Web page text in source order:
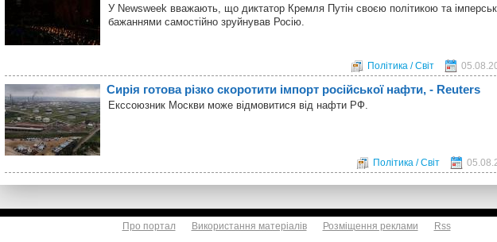
У Newsweek вважають, що диктатор Кремля Путін своєю політикою та
бажаннями самостійно зруйнував Росію.
Політика / Світ
Сирія готова різко скоротити імпорт російської нафти, - Reuters
Екссоюзник Москви може відмовитися від нафти РФ.
Політика / Світ
Про портал Використання матеріалів Розміщення реклами Rss